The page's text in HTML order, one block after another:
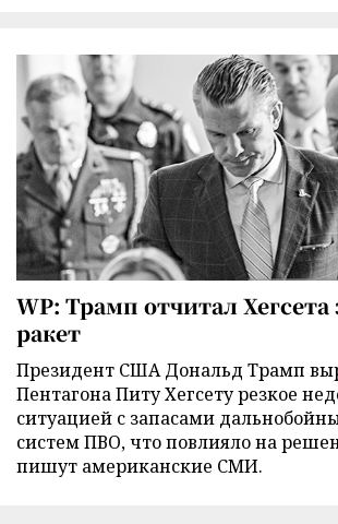
WP: Трамп отчитал Хегсета
ракет
Президент США Дональд Трамп
Пентагона Питу Хегсету резкое
ситуацией с запасами
систем ПВО, что повлияло на
пишут американские СМИ.